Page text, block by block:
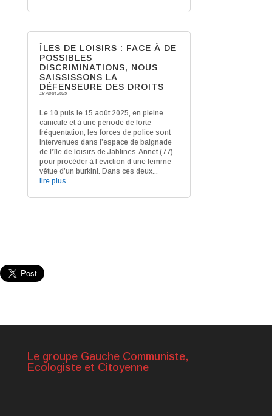
ÎLES DE LOISIRS : FACE À DE
POSSIBLES
DISCRIMINATIONS, NOUS
SAISSISSONS LA
DÉFENSEURE DES DROITS
18 Août 2025
Le 10 puis le 15 août 2025, en pleine
canicule et à une période de forte
fréquentation, les forces de police sont
intervenues dans l’espace de baignade
de l’île de loisirs de Jablines-Annet (77)
pour procéder à l’éviction d’une femme
vêtue d’un burkini. Dans ces deux...
lire plus
Le groupe Gauche Communiste,
Ecologiste et Citoyenne